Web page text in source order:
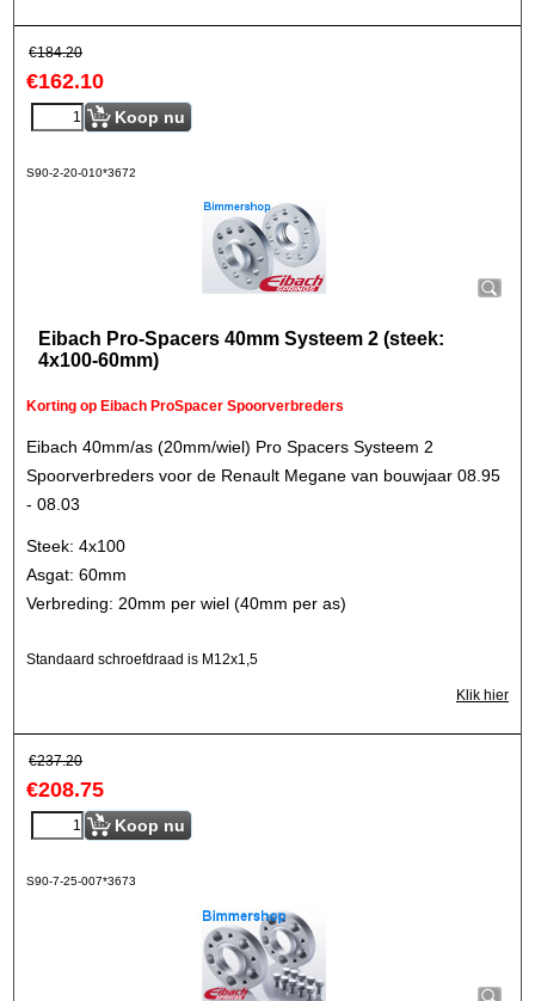
€184.20
€162.10
Koop nu
S90-2-20-010*3672
Eibach Pro-Spacers 40mm Systeem 2 (steek:
4x100-60mm)
Korting op Eibach ProSpacer Spoorverbreders
Eibach 40mm/as (20mm/wiel) Pro Spacers Systeem 2
Spoorverbreders voor de Renault Megane van bouwjaar 08.95
- 08.03
Steek: 4x100
Asgat: 60mm
Verbreding: 20mm per wiel (40mm per as)
Standaard schroefdraad is M12x1,5
Klik hier
€237.20
€208.75
Koop nu
S90-7-25-007*3673